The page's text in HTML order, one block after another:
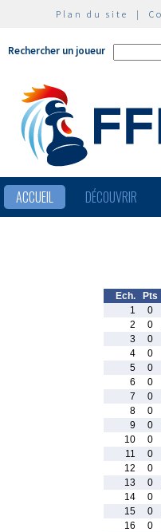
Plan du site |
Rechercher un joueur
ACCUEIL DÉCOUVRIR
Ech. Pts
1
0
2
0
3
0
4
0
5
0
6
0
7
0
8
0
9
0
10
0
11
0
12
0
13
0
14
0
15
0
16
0